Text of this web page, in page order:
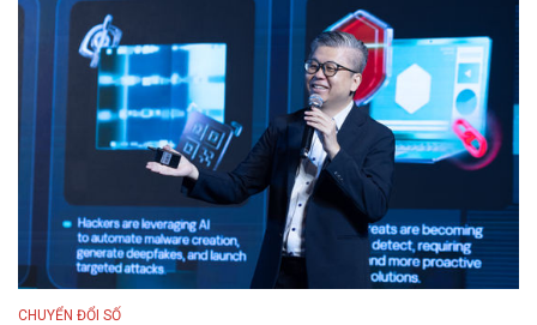
CHUYỂN ĐỔI SỐ